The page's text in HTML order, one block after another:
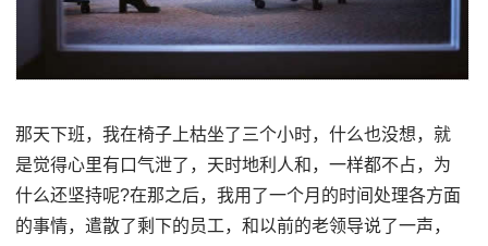
那天下班，我在椅子上枯坐了三个小时，什么也没想，就
是觉得心里有口气泄了，天时地利人和，一样都不占，为
什么还坚持呢?在那之后，我用了一个月的时间处理各方面
的事情，遣散了剩下的员工，和以前的老领导说了一声，